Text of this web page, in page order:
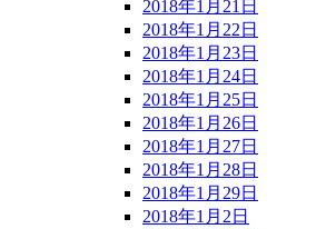
2018年1月21日
2018年1月22日
2018年1月23日
2018年1月24日
2018年1月25日
2018年1月26日
2018年1月27日
2018年1月28日
2018年1月29日
2018年1月2日